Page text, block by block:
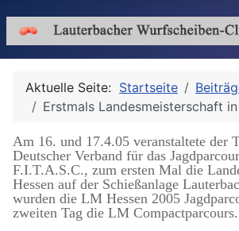
Aktuelle Seite: Startseite
Erstmals Landesmeisterschaft
Am 16. und 17.4.05 veranstaltete der
Deutscher Verband für das
F.I.T.A.S.C., zum ersten Mal die
Hessen auf der Schießanlage
wurden die LM Hessen 2005
zweiten Tag die LM Compactparcours.